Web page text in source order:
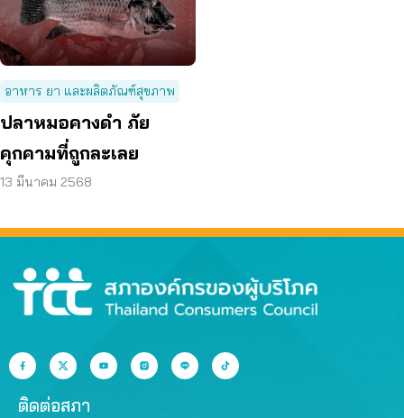
อาหาร ยา และผลิตภัณฑ์สุขภาพ
ปลาหมอคางดำ ภัย
คุกคามที่ถูกละเลย
13 มีนาคม 2568
ติดต่อสภา